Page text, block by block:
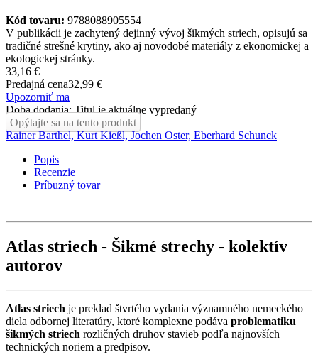
Kód tovaru: 9788088905554
V publikácii je zachytený dejinný vývoj šikmých striech, opisujú sa
tradičné strešné krytiny, ako aj novodobé materiály z ekonomickej a
ekologickej stránky.
33,16 €
Predajná cena32,99 €
Upozorniť ma
Doba dodania: Titul je aktuálne vypredaný
Opýtajte sa na tento produkt
Rainer Barthel, Kurt Kießl, Jochen Oster, Eberhard Schunck
Popis
Recenzie
Príbuzný tovar
Atlas striech - Šikmé strechy - kolektív
autorov
Atlas striech je preklad štvrtého vydania významného nemeckého
diela odbornej literatúry, ktoré komplexne podáva problematiku
šikmých striech rozličných druhov stavieb podľa najnovších
technických noriem a predpisov.